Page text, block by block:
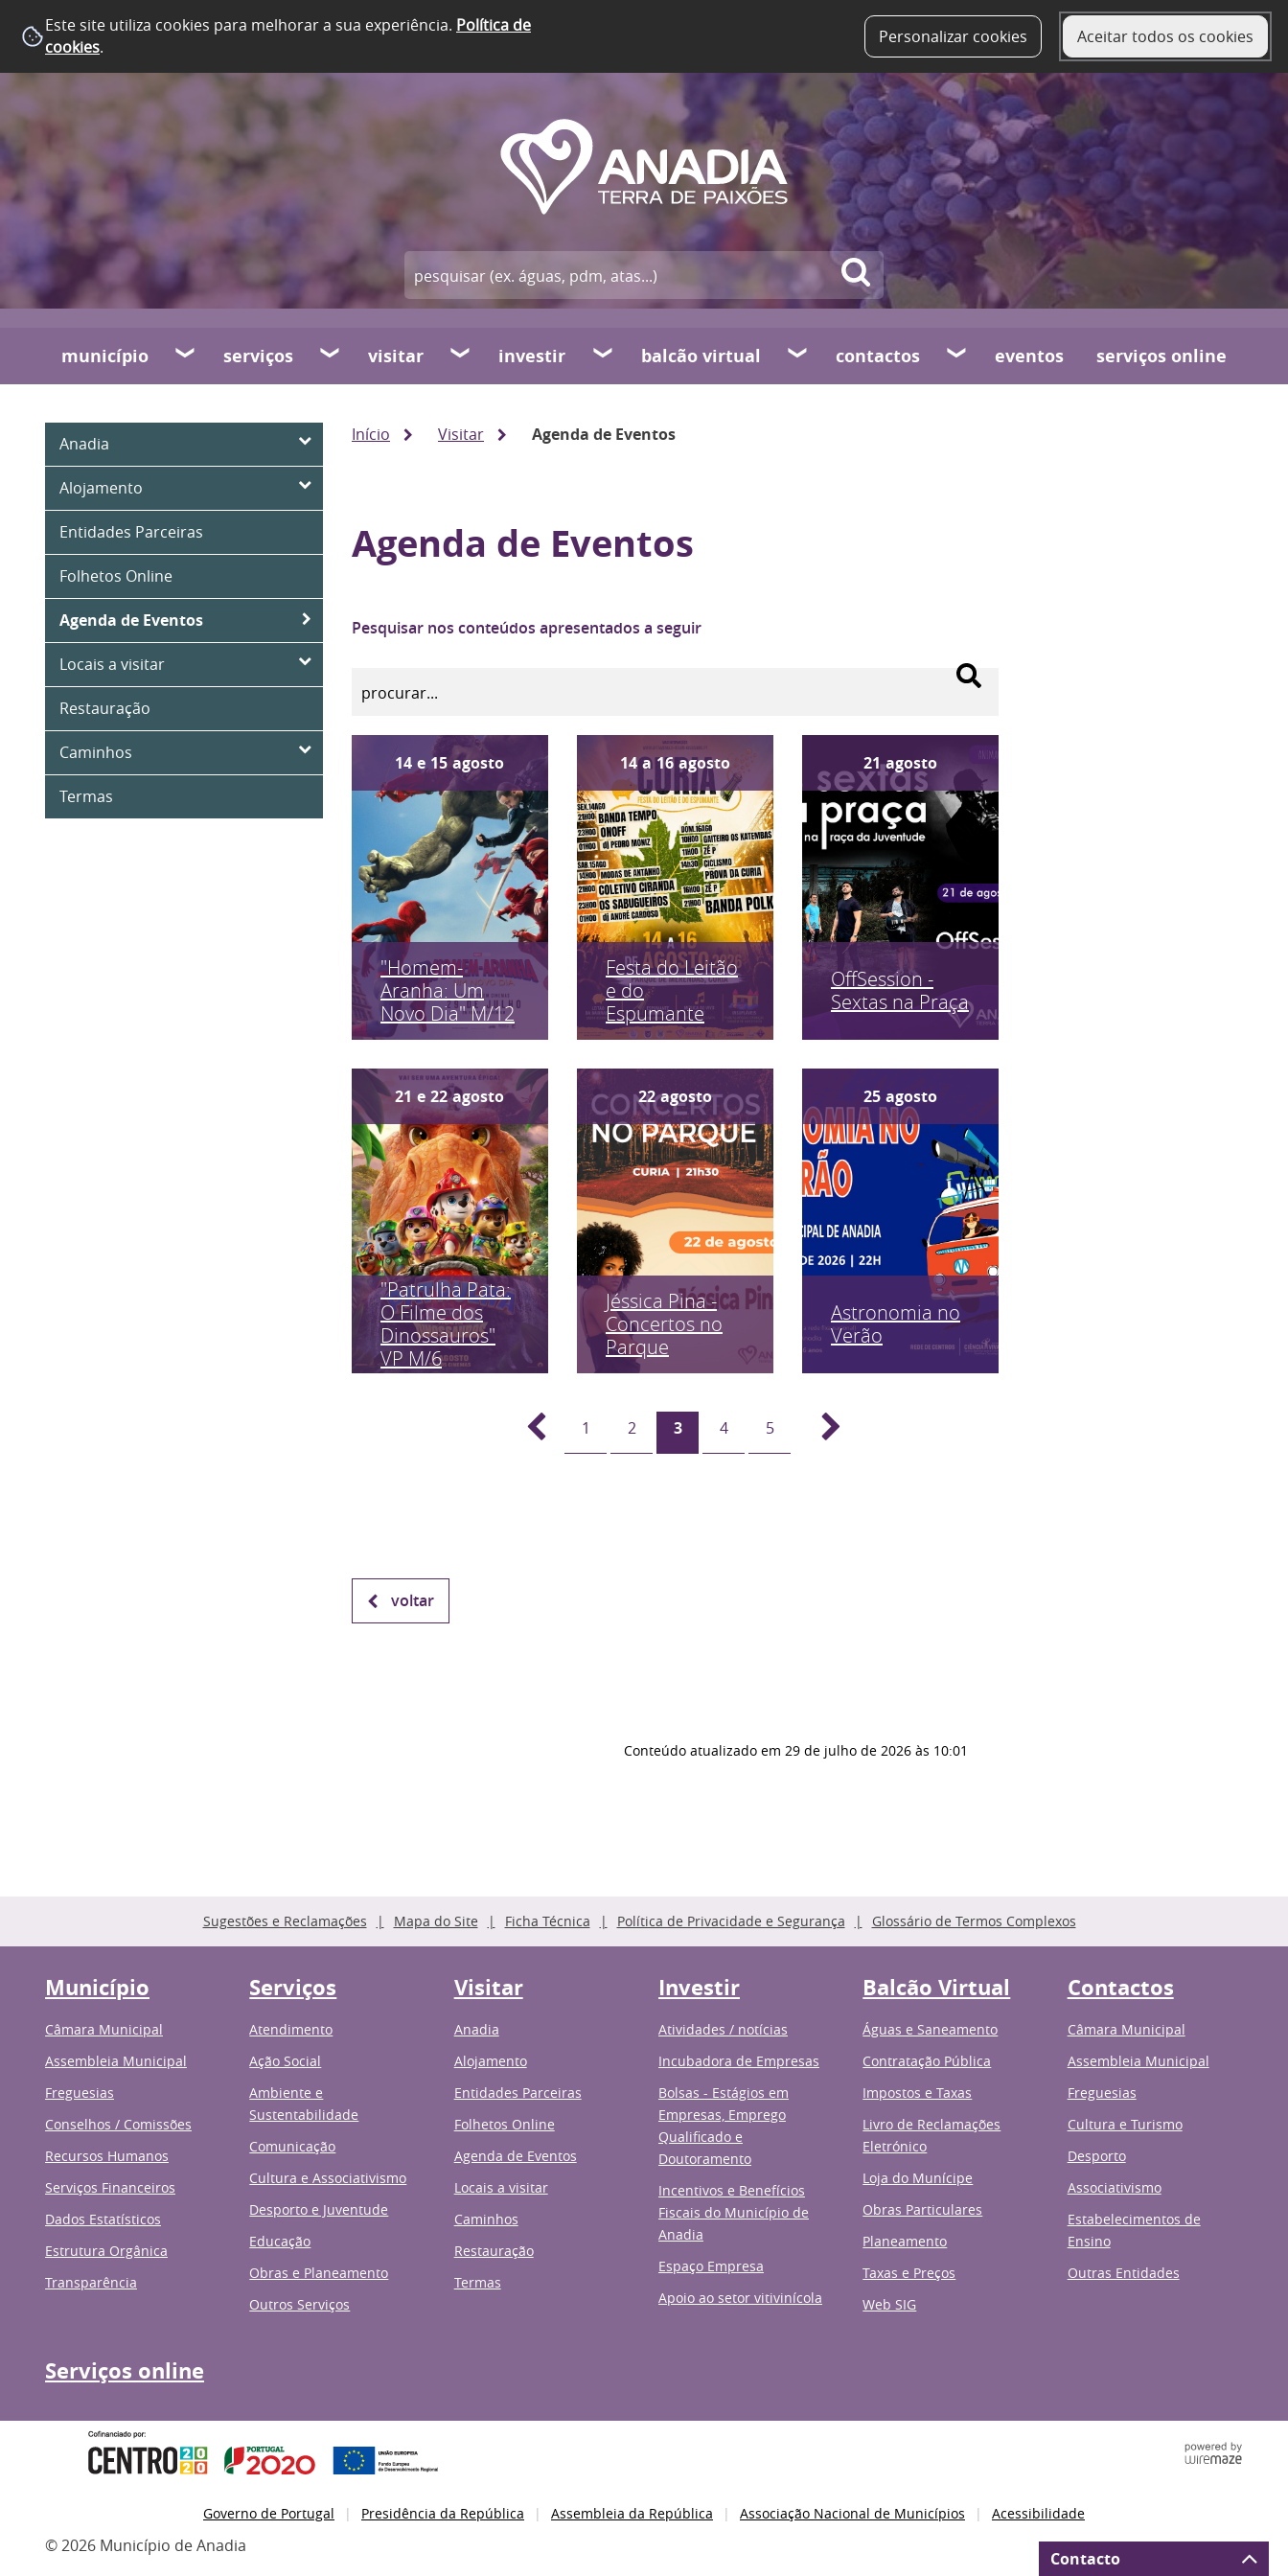
Este site utiliza cookies para melhorar a sua experiência. Política de
cookies. Personalizar cookies Aceitar todos os cookies
município serviços visitar investir balcão virtual contactos eventos serviços online
Anadia
Alojamento
Entidades Parceiras
Folhetos Online
Agenda de Eventos
Locais a visitar
Restauração
Caminhos
Termas
Início Visitar Agenda de Eventos
Agenda de Eventos
Pesquisar nos conteúdos apresentados a seguir
14 e 15 agosto
"Homem-
Aranha: Um
Novo Dia" M/12
14 a 16 agosto
Festa do Leitão
e do
Espumante
21 agosto
OffSession -
Sextas na Praça
21 e 22 agosto
"Patrulha Pata:
O Filme dos
Dinossauros"
VP M/6
22 agosto
Jéssica Pina -
Concertos no
Parque
25 agosto
Astronomia no
Verão
1 2 3 4 5
voltar
Conteúdo atualizado em 29 de julho de 2026 às 10:01
Sugestões e Reclamações Mapa do Site Ficha Técnica Política de Privacidade e Segurança Glossário de Termos Complexos
Município
Câmara Municipal
Assembleia Municipal
Freguesias
Conselhos / Comissões
Recursos Humanos
Serviços Financeiros
Dados Estatísticos
Estrutura Orgânica
Transparência
Serviços
Atendimento
Ação Social
Ambiente e
Sustentabilidade
Comunicação
Cultura e Associativismo
Desporto e Juventude
Educação
Obras e Planeamento
Outros Serviços
Visitar
Anadia
Alojamento
Entidades Parceiras
Folhetos Online
Agenda de Eventos
Locais a visitar
Caminhos
Restauração
Termas
Investir
Atividades / notícias
Incubadora de Empresas
Bolsas - Estágios em
Empresas, Emprego
Qualificado e
Doutoramento
Incentivos e Benefícios
Fiscais do Município de
Anadia
Espaço Empresa
Apoio ao setor vitivinícola
Balcão Virtual
Águas e Saneamento
Contratação Pública
Impostos e Taxas
Livro de Reclamações
Eletrónico
Loja do Munícipe
Obras Particulares
Planeamento
Taxas e Preços
Web SIG
Contactos
Câmara Municipal
Assembleia Municipal
Freguesias
Cultura e Turismo
Desporto
Associativismo
Estabelecimentos de
Ensino
Outras Entidades
Serviços online
Governo de Portugal Presidência da República Assembleia da República Associação Nacional de Municípios Acessibilidade
© 2026 Município de Anadia
Contacto